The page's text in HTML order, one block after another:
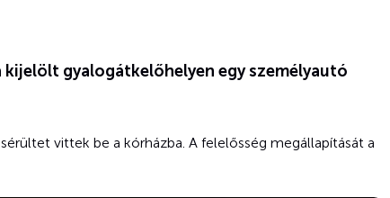
kijelölt gyalogátkelőhelyen egy személyautó
vittek be a kórházba. A felelősség megállapítását a